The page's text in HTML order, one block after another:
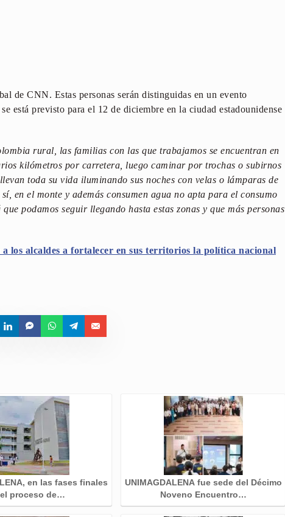
de CNN. Estas personas serán distinguidas en un evento
está previsto para el 12 de diciembre en la ciudad estadounidense
rural, las familias con las que trabajamos se encuentran en
kilómetros por carretera, luego caminar por trochas o subirnos
toda su vida iluminando sus noches con velas o lámparas de
en el monte y además consumen agua no apta para el consumo
podamos seguir llegando hasta estas zonas y que más personas
los alcaldes a fortalecer en sus territorios la política nacional
en las fases finales
proceso de…
UNIMAGDALENA fue sede del Décimo
Noveno Encuentro…